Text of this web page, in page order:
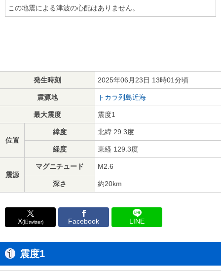
この地震による津波の心配はありません。
発生時刻 2025年06月23日 13時01分頃
震源地 トカラ列島近海
最大震度 震度1
位置
緯度 北緯 29.3度
経度 東経 129.3度
震源
マグニチュード M2.6
深さ 約20km
X(旧twitter) Facebook LINE
震度1